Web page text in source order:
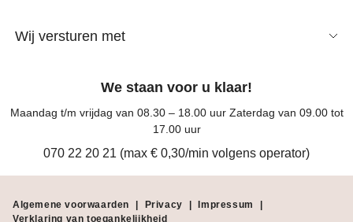
Wij versturen met
We staan voor u klaar!
Maandag t/m vrijdag van 08.30 – 18.00 uur Zaterdag van 09.00 tot
17.00 uur
070 22 20 21 (max € 0,30/min volgens operator)
Algemene voorwaarden | Privacy | Impressum
|
Verklaring van toegankelijkheid